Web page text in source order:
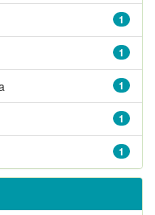
1
1
1
1
1